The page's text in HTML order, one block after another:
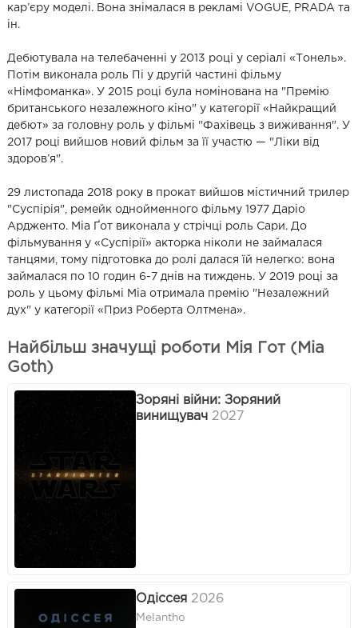
кар’єру моделі. Вона знімалася в рекламі VOGUE, PRADA та
ін.
Дебютувала на телебаченні у 2013 році у серіалі «Тонель».
Потім виконала роль Пі у другій частині фільму
«Німфоманка». У 2015 році була номінована на "Премію
британського незалежного кіно" у категорії «Найкращий
дебют» за головну роль у фільмі "Фахівець з виживання". У
2017 році вийшов новий фільм за її участю — "Ліки від
здоров’я".
29 листопада 2018 року в прокат вийшов містичний трилер
"Суспірія", ремейк однойменного фільму 1977 Даріо
Ардженто. Міа Ґот виконала у стрічці роль Сари. До
фільмування у «Суспірії» акторка ніколи не займалася
танцями, тому підготовка до ролі далася їй нелегко: вона
займалася по 10 годин 6-7 днів на тиждень. У 2019 році за
роль у цьому фільмі Міа отримала премію "Незалежний
дух" у категорії «Приз Роберта Олтмена».
Найбільш значущі роботи Мія Гот (Mia
Goth)
Зоряні війни: Зоряний
винищувач 2027
Одіссея 2026
Melantho